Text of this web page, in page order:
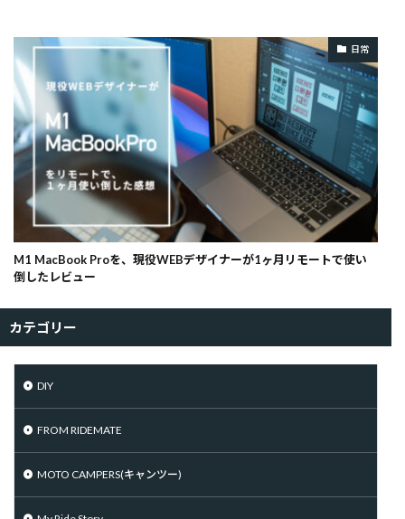
日常
M1 MacBook Proを、現役WEBデザイナーが1ヶ月リモートで使い
倒したレビュー
カテゴリー
DIY
FROM RIDEMATE
MOTO CAMPERS(キャンツー)